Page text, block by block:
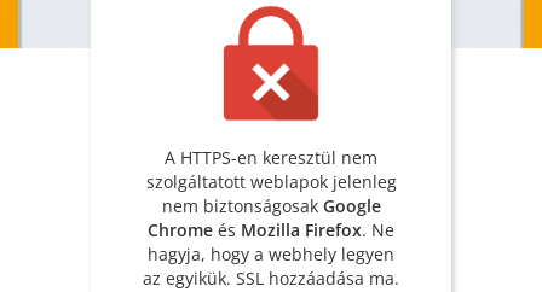
A HTTPS-en keresztül nem
szolgáltatott weblapok jelenleg
nem biztonságosak Google
Chrome és Mozilla Firefox. Ne
hagyja, hogy a webhely legyen
az egyikük. SSL hozzáadása ma.